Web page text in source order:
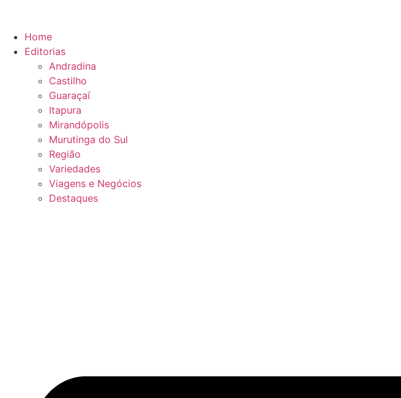
conteúdo
Home
Editorias
Andradina
Castilho
Guaraçaí
Itapura
Mirandópolis
Murutinga do Sul
Região
Variedades
Viagens e Negócios
Destaques